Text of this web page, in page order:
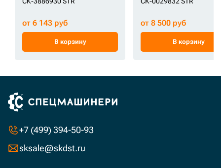
от 6 143 руб
В корзину
от 8 500 руб
В корзину
+7 (499) 394-50-93
sksale@skdst.ru